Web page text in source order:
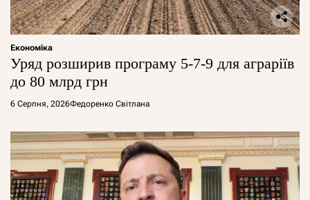
Економіка
Уряд розширив програму 5-7-9 для аграріїв
до 80 млрд грн
6 Серпня, 2026Федоренко Світлана